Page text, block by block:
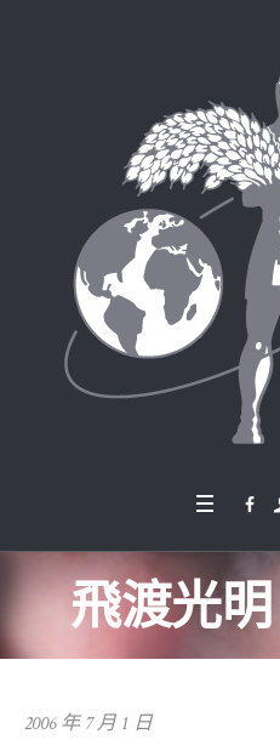
飛渡光
2006 年 7 月 1 日